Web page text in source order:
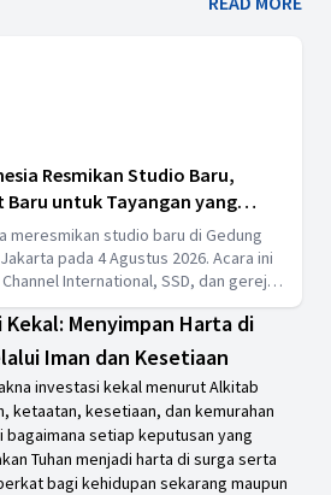
Resmikan Studio Baru,
Baru untuk Tayangan yang
meresmikan studio baru di Gedung
pada 4 Agustus 2026. Acara ini
International, SSD, dan gereja
langkah memperkuat produksi
dan berdampak positif.
Menyimpan Harta di
Iman dan Kesetiaan
investasi kekal menurut Alkitab
ketaatan, kesetiaan, dan kemurahan
bagaimana setiap keputusan yang
Tuhan menjadi harta di surga serta
bagi kehidupan sekarang maupun